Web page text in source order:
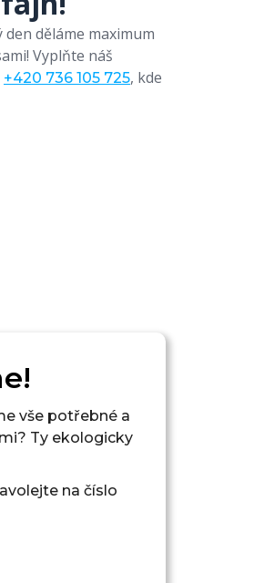
den děláme maximum
Vyplňte náš
+420 736 105 725, kde
vše potřebné a
Ty ekologicky
na číslo